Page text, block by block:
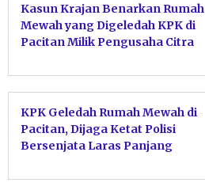
Kasun Krajan Benarkan Rumah
Mewah yang Digeledah KPK di
Pacitan Milik Pengusaha Citra
KPK Geledah Rumah Mewah di
Pacitan, Dijaga Ketat Polisi
Bersenjata Laras Panjang